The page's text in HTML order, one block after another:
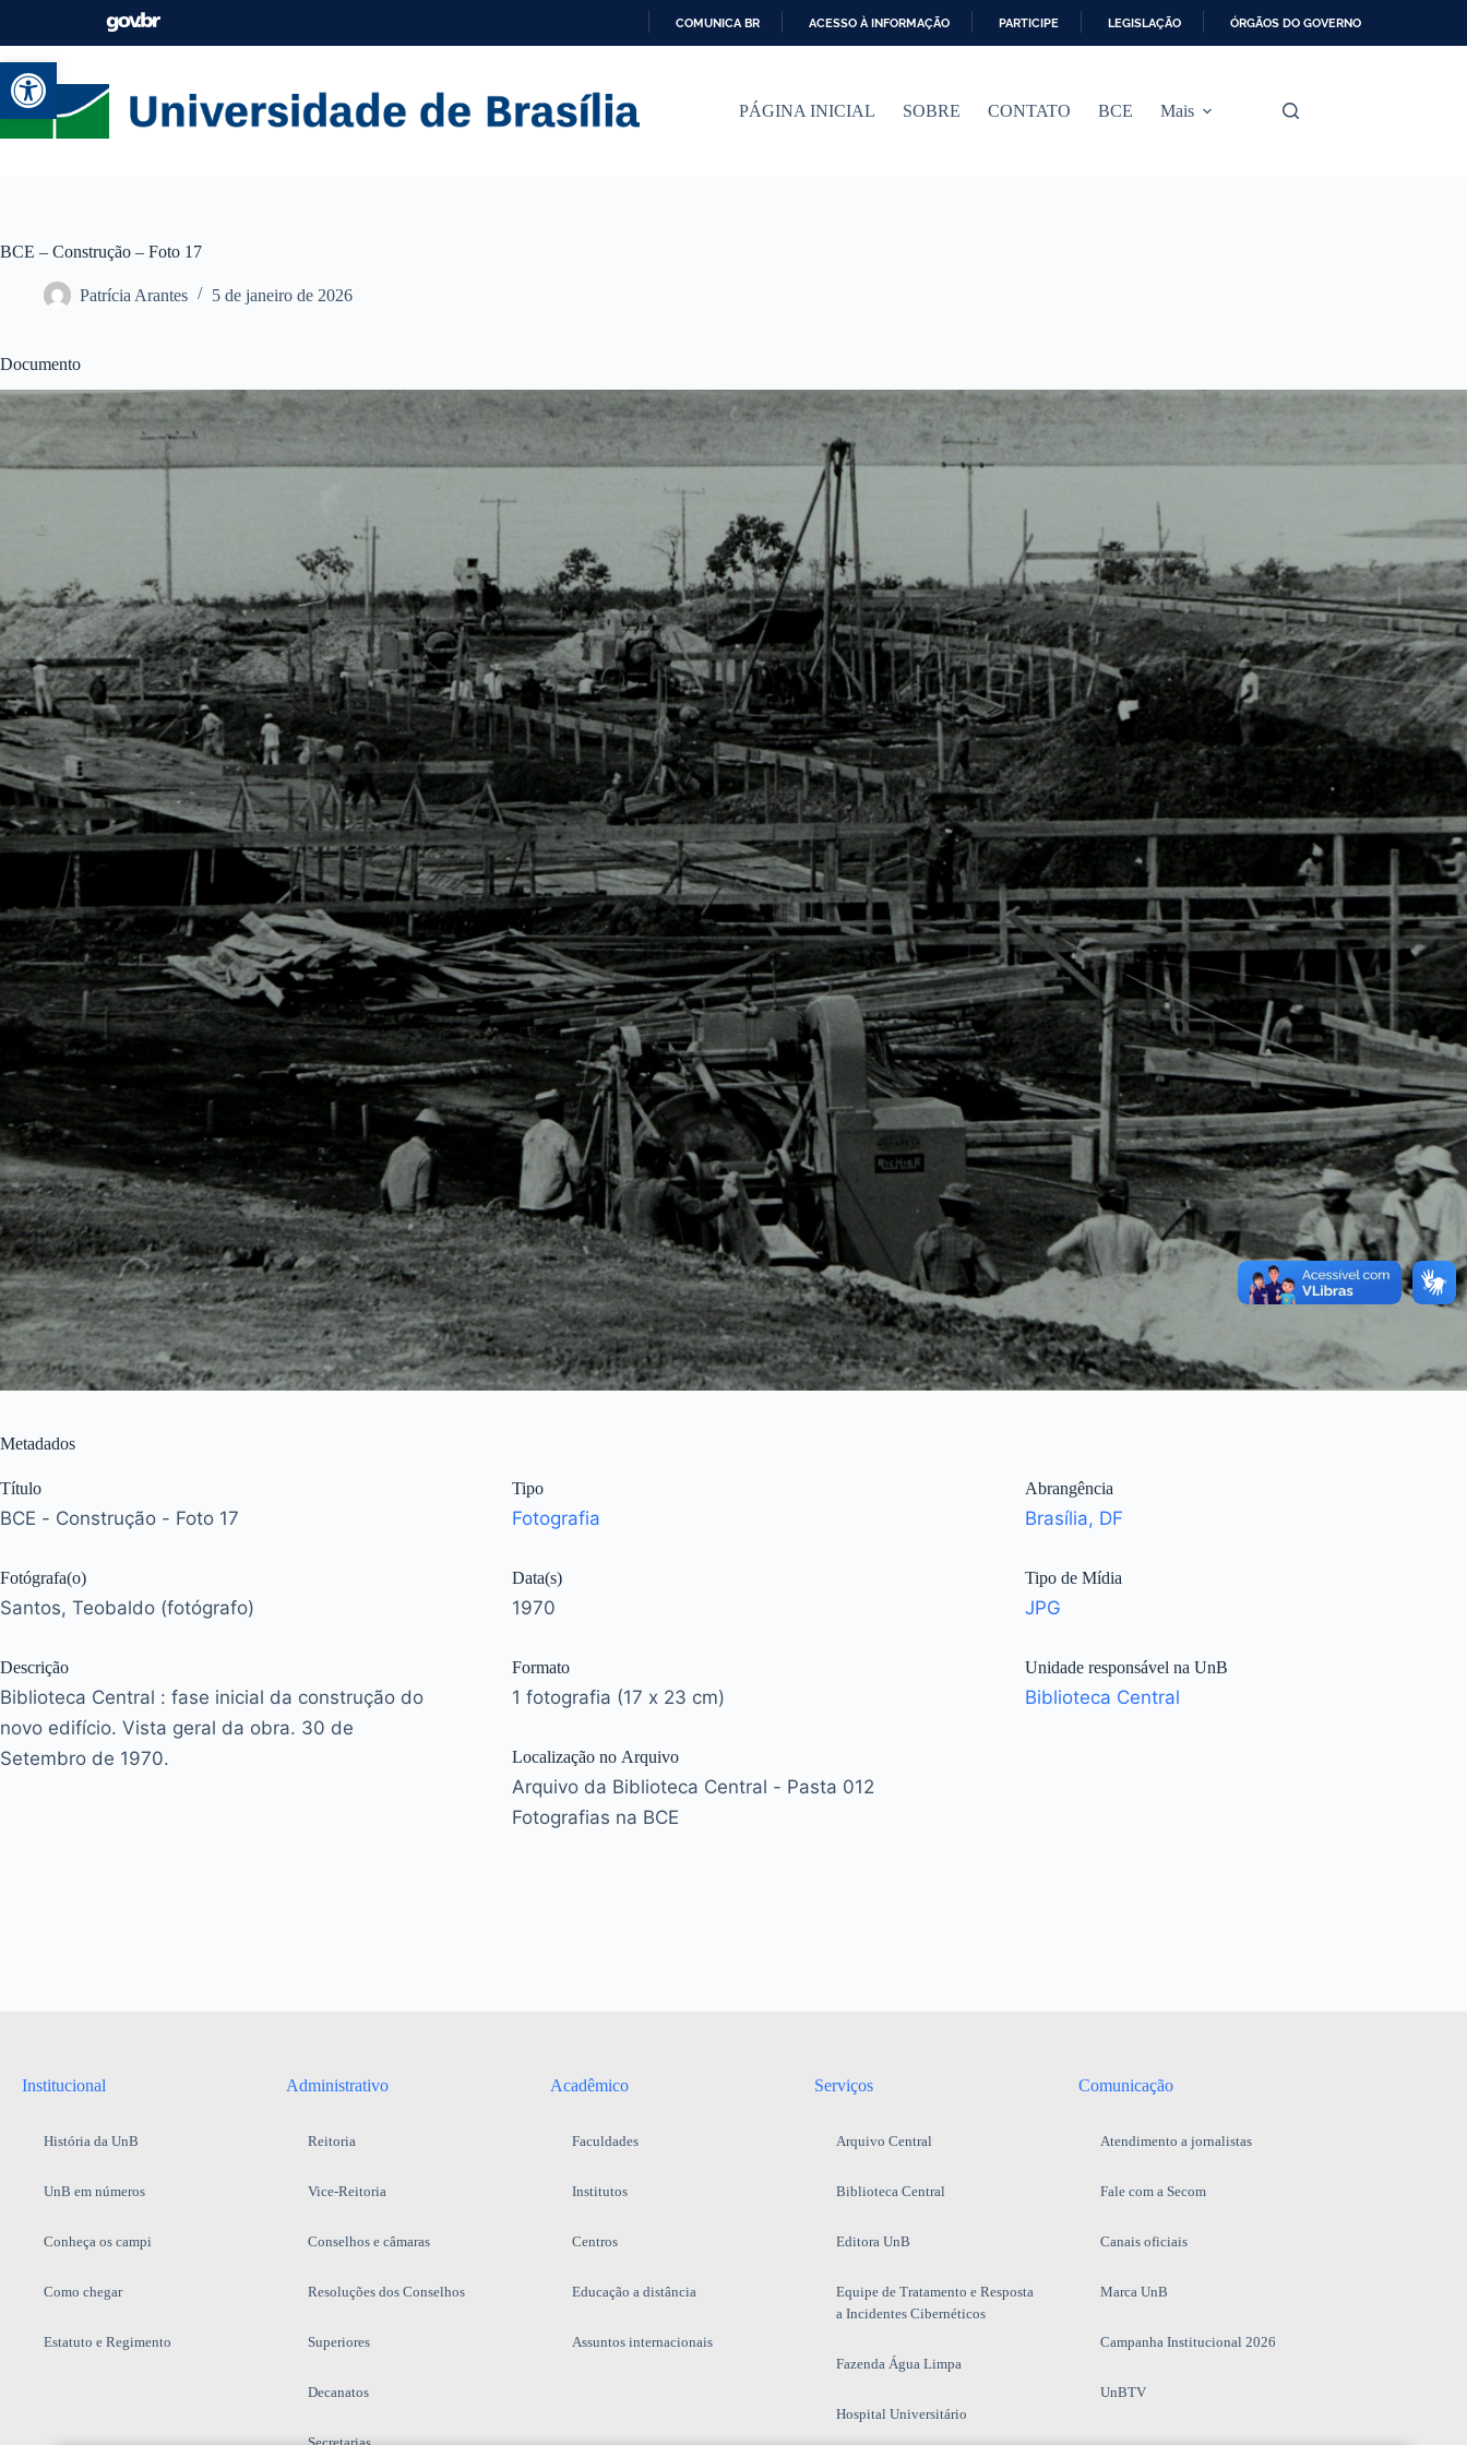
Abrir a barra de ferramentas
A
COMUNICA BR ACESSO À INFORMAÇÃO PARTICIPE LEGISLAÇÃO ÓRGÃOS DO GOVERNO
PÁGINA INICIAL SOBRE CONTATO BCE Mais
BCE – Construção – Foto 17
Patrícia Arantes 5 de janeiro de 2026
Documento
Metadados
Título
BCE - Construção - Foto 17
Fotógrafa(o)
Santos, Teobaldo (fotógrafo)
Descrição
Biblioteca Central : fase inicial da construção do
novo edifício. Vista geral da obra. 30 de
Setembro de 1970.
Tipo
Fotografia
Data(s)
1970
Formato
1 fotografia (17 x 23 cm)
Localização no Arquivo
Arquivo da Biblioteca Central - Pasta 012
Fotografias na BCE
Abrangência
Brasília, DF
Tipo de Mídia
JPG
Unidade responsável na UnB
Biblioteca Central
Institucional
História da UnB
UnB em números
Conheça os campi
Como chegar
Estatuto e Regimento
Administrativo
Reitoria
Vice-Reitoria
Conselhos e câmaras
Resoluções dos Conselhos
Superiores
Decanatos
Secretarias
Acadêmico
Faculdades
Institutos
Centros
Educação a distância
Assuntos internacionais
Serviços
Arquivo Central
Biblioteca Central
Editora UnB
Equipe de Tratamento e Resposta
a Incidentes Cibernéticos
Fazenda Água Limpa
Hospital Universitário
Comunicação
Atendimento a jornalistas
Fale com a Secom
Canais oficiais
Marca UnB
Campanha Institucional 2026
UnBTV